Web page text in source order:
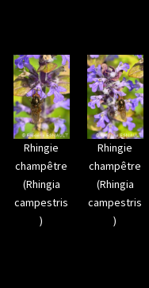
Rhingie
champêtre
(Rhingia
campestris
)
Rhingie
champêtre
(Rhingia
campestris
)